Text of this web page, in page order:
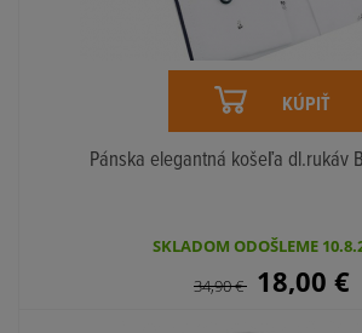
KÚPIŤ
Pánska elegantná košeľa dl.rukáv
SKLADOM ODOŠLEME
34,90€ 18,00 €